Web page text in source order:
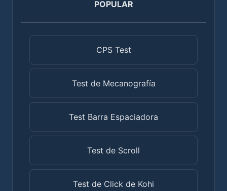
POPULAR
CPS Test
Test de Mecanografía
Test Barra Espaciadora
Test de Scroll
Test de Click de Kohi